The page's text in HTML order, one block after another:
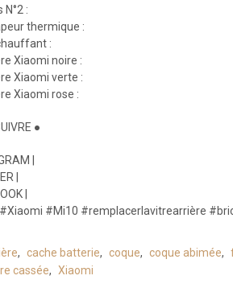
N°2 :
thermique :
:
Xiaomi noire :
Xiaomi verte :
Xiaomi rose :
●
|
|
|
#Mi10 #remplacerlavitrearrière
, cache batterie, coque, coque abimée,
cassée, Xiaomi